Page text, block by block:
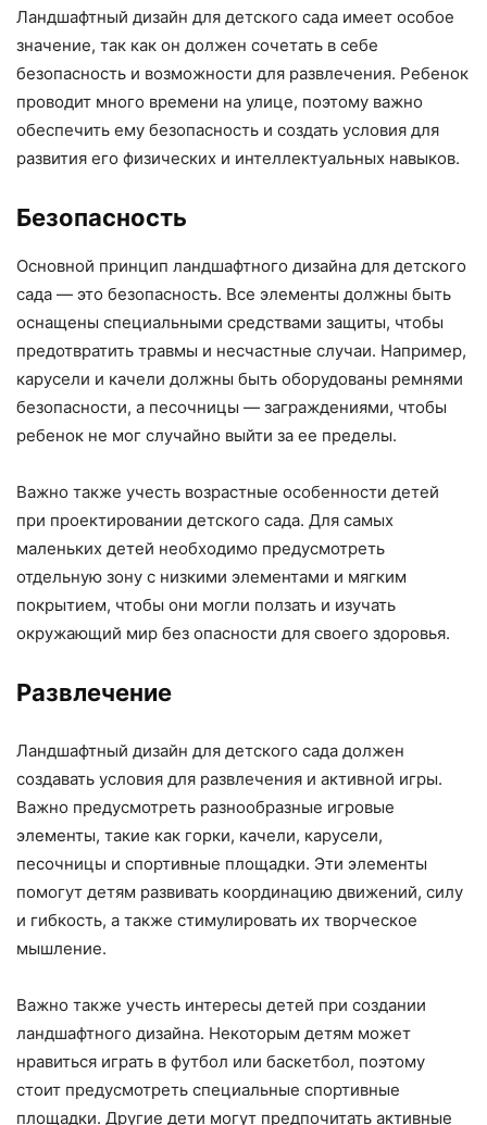
Ландшафтный дизайн для детского сада имеет особое
значение, так как он должен сочетать в себе
безопасность и возможности для развлечения. Ребенок
проводит много времени на улице, поэтому важно
обеспечить ему безопасность и создать условия для
развития его физических и интеллектуальных навыков.
Безопасность
Основной принцип ландшафтного дизайна для детского
сада — это безопасность. Все элементы должны быть
оснащены специальными средствами защиты, чтобы
предотвратить травмы и несчастные случаи. Например,
карусели и качели должны быть оборудованы ремнями
безопасности, а песочницы — заграждениями, чтобы
ребенок не мог случайно выйти за ее пределы.
Важно также учесть возрастные особенности детей
при проектировании детского сада. Для самых
маленьких детей необходимо предусмотреть
отдельную зону с низкими элементами и мягким
покрытием, чтобы они могли ползать и изучать
окружающий мир без опасности для своего здоровья.
Развлечение
Ландшафтный дизайн для детского сада должен
создавать условия для развлечения и активной игры.
Важно предусмотреть разнообразные игровые
элементы, такие как горки, качели, карусели,
песочницы и спортивные площадки. Эти элементы
помогут детям развивать координацию движений, силу
и гибкость, а также стимулировать их творческое
мышление.
Важно также учесть интересы детей при создании
ландшафтного дизайна. Некоторым детям может
нравиться играть в футбол или баскетбол, поэтому
стоит предусмотреть специальные спортивные
площадки. Другие дети могут предпочитать активные